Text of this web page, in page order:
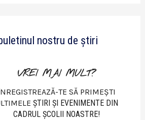
nostru de știri
VREI MAI MULT?
TE SĂ PRIMEȘTI
ŞTIRI ŞI EVENIMENTE DIN
CADRUL ŞCOLII NOASTRE!